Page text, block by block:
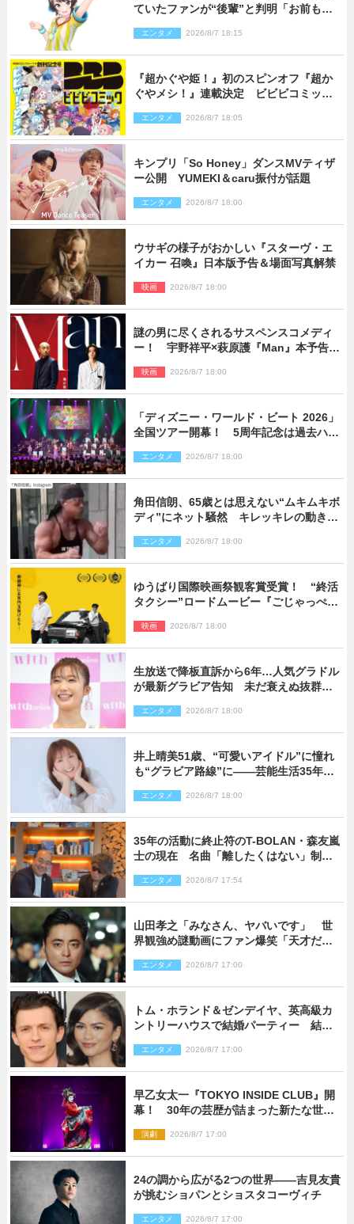
ていたファンが“後輩”と判明「お前もし
エンタメ 2026/8/7 18:15
『超かぐや姫！』初のスピンオフ『超か
ぐやメシ！』連載決定 ビビビコミック
エンタメ 2026/8/7 18:05
キンプリ「So Honey」ダンスMVティザ
ー公開 YUMEKI＆caru振付が話題
エンタメ 2026/8/7 18:00
ウサギの様子がおかしい『スターヴ・エ
イカー 召喚』日本版予告＆場面写真解禁
映画 2026/8/7 18:00
謎の男に尽くされるサスペンスコメディ
ー！ 宇野祥平×萩原護『Man』本予告＆
映画 2026/8/7 18:00
「ディズニー・ワールド・ビート 2026」
全国ツアー開幕！ 5周年記念は過去ハイ
ポート】
エンタメ 2026/8/7 18:00
角田信朗、65歳とは思えない“ムキムキボ
ディ”にネット騒然 キレッキレの動きを
エンタメ 2026/8/7 18:00
ゆうばり国際映画祭観客賞受賞！ “終活
タクシー”ロードムービー『ごじゃっぺタ
映画 2026/8/7 18:00
生放送で降板直訴から6年…人気グラドル
が最新グラビア告知 未だ衰えぬ抜群ス
エンタメ 2026/8/7 18:00
井上晴美51歳、“可愛いアイドル”に憧れ
も“グラビア路線”に――芸能生活35年を
エンタメ 2026/8/7 18:00
35年の活動に終止符のT-BOLAN・森友嵐
士の現在 名曲「離したくはない」制作
エンタメ 2026/8/7 17:54
山田孝之「みなさん、ヤバいです」 世
界観強め謎動画にファン爆笑「天才だ
エンタメ 2026/8/7 17:00
トム・ホランド＆ゼンデイヤ、英高級カ
ントリーハウスで結婚パーティー 結婚
エンタメ 2026/8/7 17:00
早乙女太一『TOKYO INSIDE CLUB』開
幕！ 30年の芸歴が詰まった新たな世界
演劇 2026/8/7 17:00
24の調から広がる2つの世界――吉見友貴
が挑むショパンとショスタコーヴィチ
エンタメ 2026/8/7 17:00